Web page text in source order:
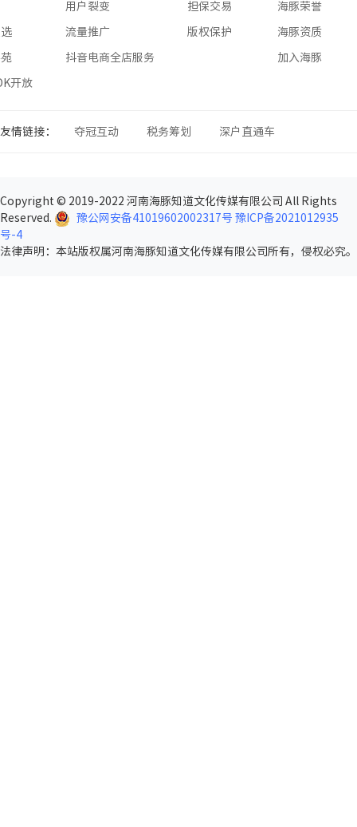
开放
用户裂变
流量推广
抖音电商全店服务
担保交易
版权保护
海豚荣誉
海豚资质
加入海豚
友情链接： 夺冠互动 税务筹划 深户直通车
Copyright © 2019-2022 河南海豚知道文化传媒有限公司 All Rights
Reserved.
豫公网安备41019602002317号 豫ICP备2021012935
号-4
法律声明 ：本站版权属河南海豚知道文化传媒有限公司所有，侵权必究。